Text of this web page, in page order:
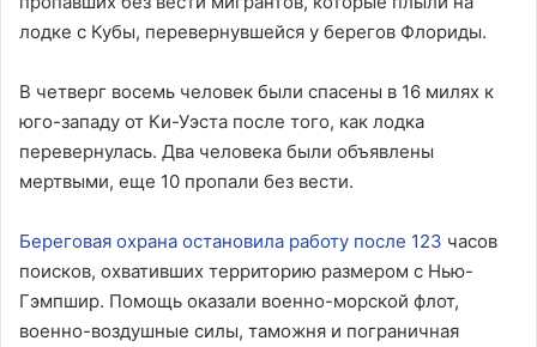
лодке с Кубы, перевернувшейся у берегов Флориды.
В четверг восемь человек были спасены в 16 милях к
юго-западу от Ки-Уэста после того, как лодка
перевернулась. Два человека были объявлены
мертвыми, еще 10 пропали без вести.
Береговая охрана остановила работу после 123 часов
поисков, охвативших территорию размером с Нью-
Гэмпшир. Помощь оказали военно-морской флот,
военно-воздушные силы, таможня и пограничная